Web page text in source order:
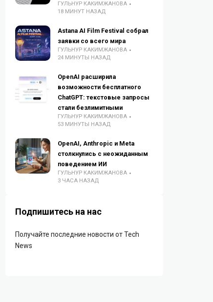
ГУЛЬНУР КАКИМЖАНОВА
18 МИНУТ НАЗАД
Astana AI Film Festival собрал
заявки со всего мира
ГУЛЬНУР КАКИМЖАНОВА
24 МИНУТЫ НАЗАД
OpenAI расширила
возможности бесплатного
ChatGPT: текстовые запросы
стали безлимитными
ГУЛЬНУР КАКИМЖАНОВА
53 МИНУТЫ НАЗАД
OpenAI, Anthropic и Meta
столкнулись с неожиданным
поведением ИИ
ГУЛЬНУР КАКИМЖАНОВА
3 ЧАСА НАЗАД
Подпишитесь на нас
Получайте последние новости от Tech
News